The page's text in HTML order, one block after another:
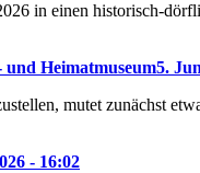
in einen historisch-
Heimatmuseum5.
mutet zunächst
- 16:02